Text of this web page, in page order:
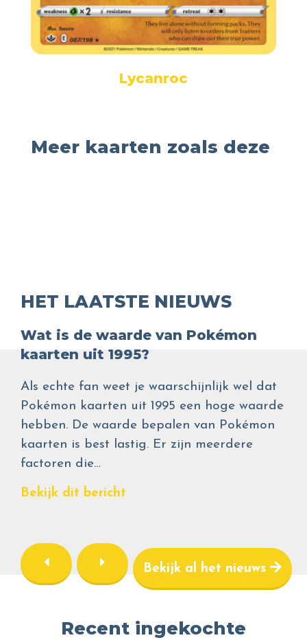
Lycanroc
Meer kaarten zoals deze
HET LAATSTE NIEUWS
Wat is de waarde van Pokémon
kaarten uit 1995?
Als echte fan weet je waarschijnlijk wel dat
Pokémon kaarten uit 1995 een hoge waarde
hebben. De waarde bepalen van Pokémon
kaarten is best lastig. Er zijn meerdere
factoren die…
Bekijk dit bericht
Bekijk al het nieuws
Recent ingekochte